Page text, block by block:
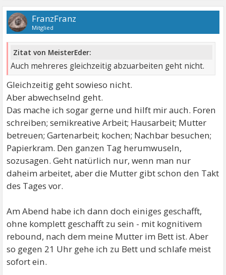
FranzFranz
Mitglied
Zitat von MeisterEder:
Auch mehreres gleichzeitig abzuarbeiten geht nicht.
Gleichzeitig geht sowieso nicht.
Aber abwechselnd geht.
Das mache ich sogar gerne und hilft mir auch. Foren
schreiben; semikreative Arbeit; Hausarbeit; Mutter
betreuen; Gartenarbeit; kochen; Nachbar besuchen;
Papierkram. Den ganzen Tag herumwuseln,
sozusagen. Geht natürlich nur, wenn man nur
daheim arbeitet, aber die Mutter gibt schon den Takt
des Tages vor.
Am Abend habe ich dann doch einiges geschafft,
ohne komplett geschafft zu sein - mit kognitivem
rebound, nach dem meine Mutter im Bett ist. Aber
so gegen 21 Uhr gehe ich zu Bett und schlafe meist
sofort ein.